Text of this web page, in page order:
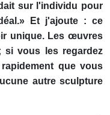
sur l'individu pour
Et j'ajoute : ce
unique. Les œuvres
si vous les regardez
que vous
autre sculpture